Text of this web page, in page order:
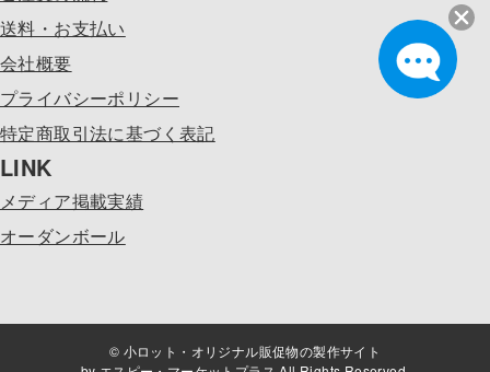
送料・お支払い
会社概要
プライバシーポリシー
特定商取引法に基づく表記
LINK
メディア掲載実績
オーダンボール
© 小ロット・オリジナル販促物の製作サイト